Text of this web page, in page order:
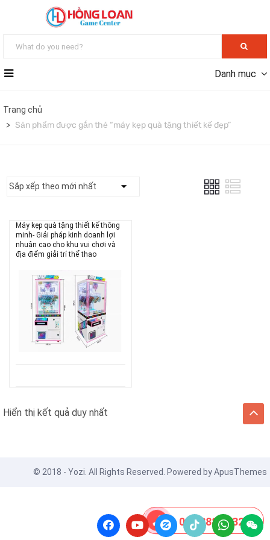
Danh mục
Trang chủ
Sản phẩm được gắn thẻ “máy kẹp quà tặng thiết kế đẹp”
Máy kẹp quà tặng thiết kế thông
minh- Giải pháp kinh doanh lợi
nhuận cao cho khu vui chơi và
địa điểm giải trí thể thao
Hiển thị kết quả duy nhất
© 2018 - Yozi. All Rights Reserved. Powered byApusThemes
08 8888 0532